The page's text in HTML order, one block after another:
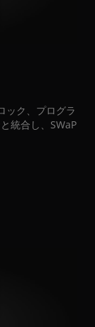
ック、プログラ
統合し、SWaP